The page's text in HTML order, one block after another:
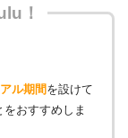
！
ル期間 を設けて
おすすめしま